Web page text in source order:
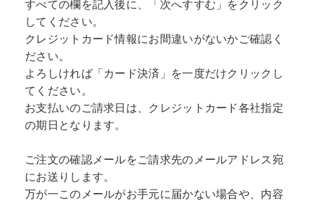
すべての欄を記入後に、「次へすすむ」をクリック
してください。
クレジットカード情報にお間違いがないかご確認く
ださい。
よろしければ「カード決済」を一度だけクリックし
てください。
お支払いのご請求日は、クレジットカード各社指定
の期日となります。
ご注文の確認メールをご請求先のメールアドレス宛
にお送りします。
万が一このメールがお手元に届かない場合や、内容